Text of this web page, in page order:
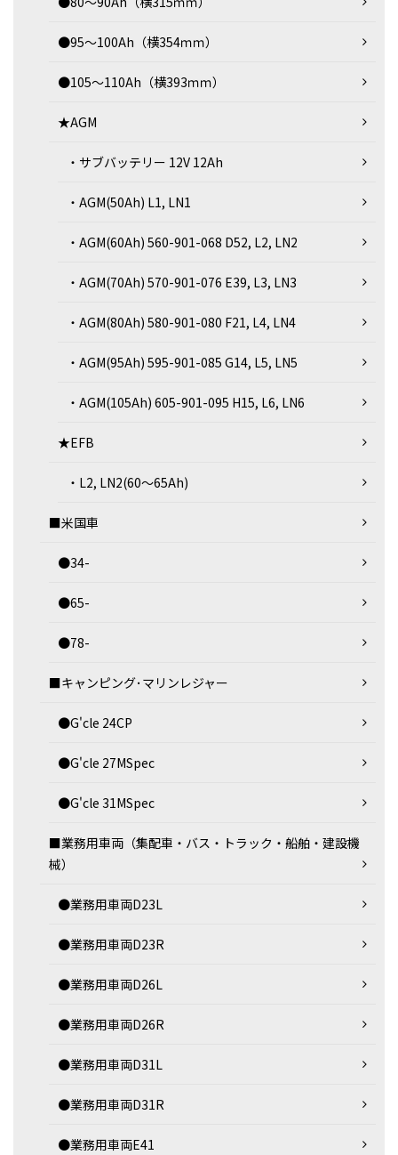
●95～100Ah（横354ｍｍ）
●105～110Ah（横393ｍｍ）
★AGM
・サブバッテリー 12V 12Ah
・AGM(50Ah) L1, LN1
・AGM(60Ah) 560-901-068 D52, L2, LN2
・AGM(70Ah) 570-901-076 E39, L3, LN3
・AGM(80Ah) 580-901-080 F21, L4, LN4
・AGM(95Ah) 595-901-085 G14, L5, LN5
・AGM(105Ah) 605-901-095 H15, L6, LN6
★EFB
・L2, LN2(60～65Ah)
■米国車
●34-
●65-
●78-
■キャンピング･マリンレジャー
●G'cle 24CP
●G'cle 27MSpec
●G'cle 31MSpec
■業務用車両（集配車・バス・トラック・船舶・建設機
械）
●業務用車両D23L
●業務用車両D23R
●業務用車両D26L
●業務用車両D26R
●業務用車両D31L
●業務用車両D31R
●業務用車両E41